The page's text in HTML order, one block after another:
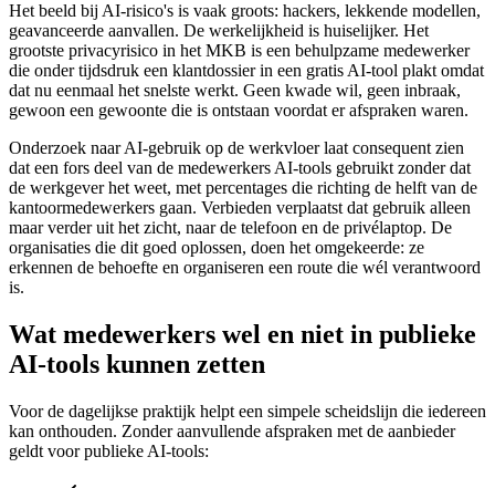
Het beeld bij AI-risico's is vaak groots: hackers, lekkende modellen,
geavanceerde aanvallen. De werkelijkheid is huiselijker. Het
grootste privacyrisico in het MKB is een behulpzame medewerker
die onder tijdsdruk een klantdossier in een gratis AI-tool plakt omdat
dat nu eenmaal het snelste werkt. Geen kwade wil, geen inbraak,
gewoon een gewoonte die is ontstaan voordat er afspraken waren.
Onderzoek naar AI-gebruik op de werkvloer laat consequent zien
dat een fors deel van de medewerkers AI-tools gebruikt zonder dat
de werkgever het weet, met percentages die richting de helft van de
kantoormedewerkers gaan. Verbieden verplaatst dat gebruik alleen
maar verder uit het zicht, naar de telefoon en de privélaptop. De
organisaties die dit goed oplossen, doen het omgekeerde: ze
erkennen de behoefte en organiseren een route die wél verantwoord
is.
Wat medewerkers wel en niet in publieke
AI-tools kunnen zetten
Voor de dagelijkse praktijk helpt een simpele scheidslijn die iedereen
kan onthouden. Zonder aanvullende afspraken met de aanbieder
geldt voor publieke AI-tools: